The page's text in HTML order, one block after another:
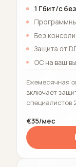
1 Гбит/с
Без консоли
Защита от
ОС на ваш
Ежемесячная
включает
специалистов
€35/мес